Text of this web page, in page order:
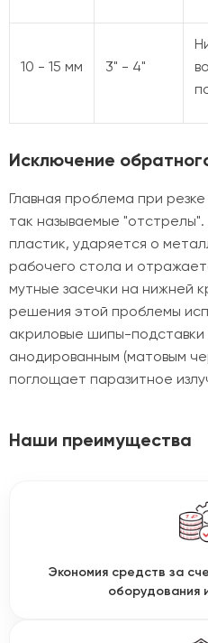
10 - 15 мм 3" - 4"
Исключение
Главная проблема при
так называемые
пластик, ударяется о
рабочего стола и
мутные засечки на нижней
решения этой проблемы
акриловые шипы-
анодированным (матовым
поглощает паразитное
Наши преимущества
Экономия средств за
оборудования